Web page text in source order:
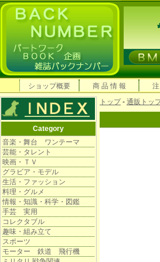
ショップ概要 商 品 情 報
Category
音楽・舞台 ワンテーマ
芸能・タレント
映画・ＴＶ
グラビア・モデル
生活・ファッション
料理・グルメ
情報・知識・科学・図鑑
手芸 実用
コレクタブル
趣味・組み立て
スポーツ
モーター 鉄道 飛行機
トップ- 通販トッ